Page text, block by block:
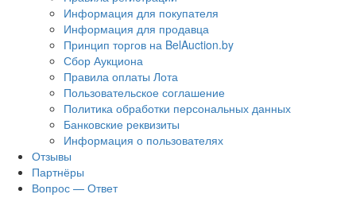
Информация для покупателя
Информация для продавца
Принцип торгов на BelAuction.by
Сбор Аукциона
Правила оплаты Лота
Пользовательское соглашение
Политика обработки персональных данных
Банковские реквизиты
Информация о пользователях
Отзывы
Партнёры
Вопрос — Ответ